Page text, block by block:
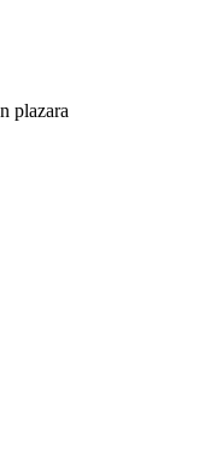
plazara